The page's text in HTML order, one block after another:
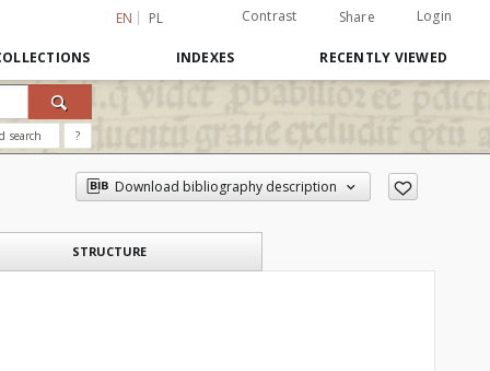
EN PL Contrast Share Login
INDEXES RECENTLY VIEWED
search ?
Download bibliography description
STRUCTURE